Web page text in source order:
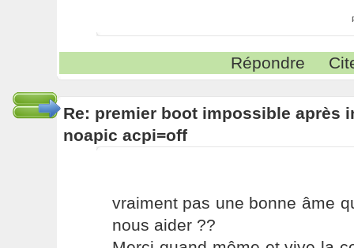
Répondre
Re: premier boot impossible après
noapic acpi=off
vraiment pas une bonne âme
nous aider ??